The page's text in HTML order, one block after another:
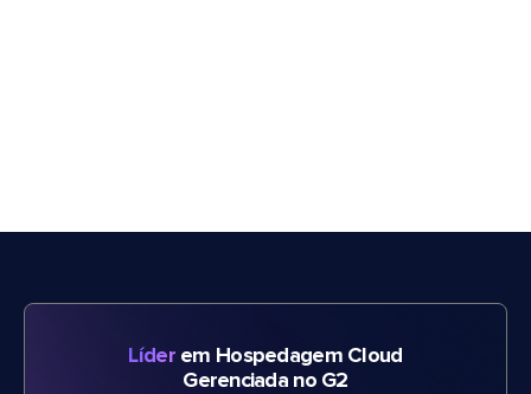
Líderem Hospedagem Cloud
Gerenciada no G2